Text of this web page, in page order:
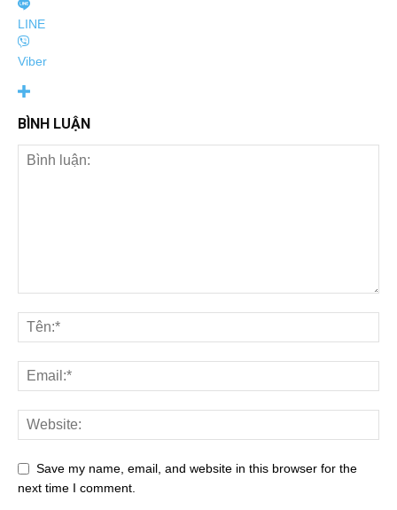
LINE
Viber
BÌNH LUẬN
Save my name, email, and website in this browser for the
next time I comment.